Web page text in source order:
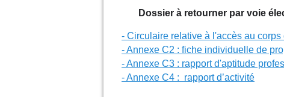
Dossier à retourner par voie
- Circulaire relative à l'accès au
- Annexe C2 : fiche individuelle de
- Annexe C3 : rapport d'aptitude
- Annexe C4 : rapport d’activité